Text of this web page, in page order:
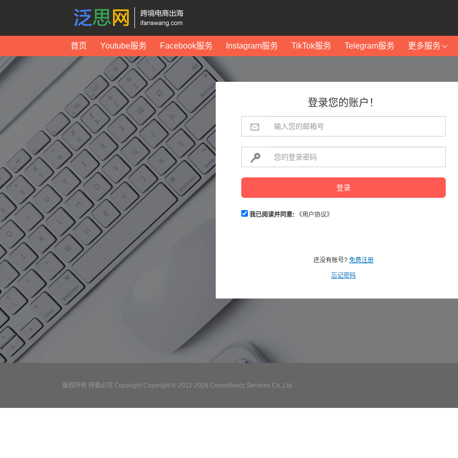
首页 Youtube服务 Facebook服务 Instagram服务 TikTok服务 Telegram服务 更多服务
登录您的账户！
登录
我已阅读并同意: 《用户协议》
还没有账号? 免费注册
忘记密码
版权所有 转载必究 Copyright Copyright © 2012-2026 Consultancy Services Co.,Ltd